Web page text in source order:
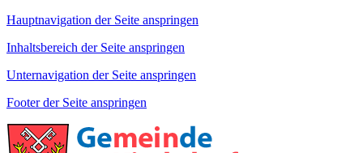
Hauptnavigation der Seite anspringen
Inhaltsbereich der Seite anspringen
Unternavigation der Seite anspringen
Footer der Seite anspringen